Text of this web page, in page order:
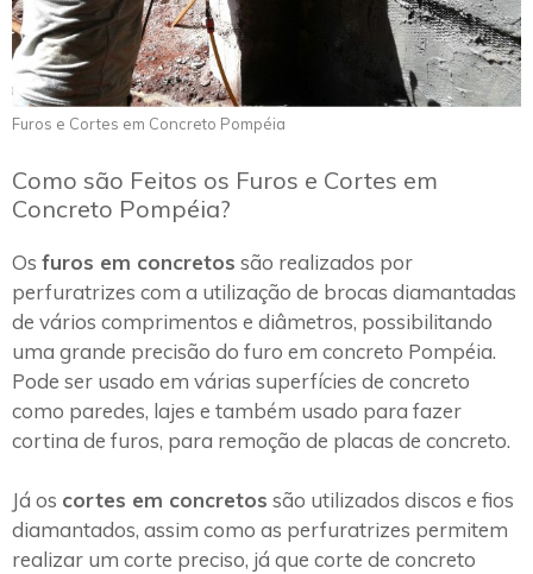
Furos e Cortes em Concreto Pompéia
Como são Feitos os Furos e Cortes em
Concreto Pompéia?
Os furos em concretos são realizados por
perfuratrizes com a utilização de brocas diamantadas
de vários comprimentos e diâmetros, possibilitando
uma grande precisão do furo em concreto Pompéia.
Pode ser usado em várias superfícies de concreto
como paredes, lajes e também usado para fazer
cortina de furos, para remoção de placas de concreto.
Já os cortes em concretos são utilizados discos e fios
diamantados, assim como as perfuratrizes permitem
realizar um corte preciso, já que corte de concreto